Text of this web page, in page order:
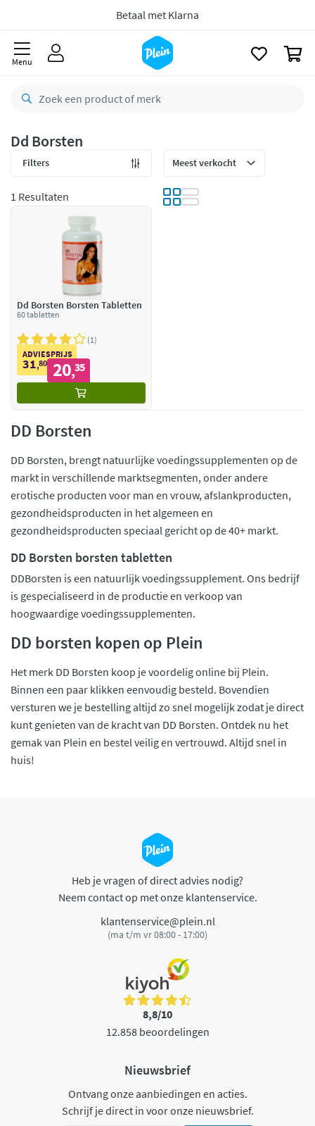
8,8/10Goed
CO2 neutraal
Menu
Dd Borsten
Filters
1 Resultaten
Dd Borsten Borsten Tabletten
60 tabletten
1
ADVIESPRIJS
31,80 20,35
DD Borsten
DD Borsten, brengt natuurlijke voedingssupplementen op de
markt in verschillende marktsegmenten, onder andere
erotische producten voor man en vrouw, afslankproducten,
gezondheidsproducten in het algemeen en
gezondheidsproducten speciaal gericht op de 40+ markt.
DD Borsten borsten tabletten
DDBorsten is een natuurlijk voedingssupplement. Ons bedrijf
is gespecialiseerd in de productie en verkoop van
hoogwaardige voedingssupplementen.
DD borsten kopen op Plein
Het merk DD Borsten koop je voordelig online bij Plein.
Binnen een paar klikken eenvoudig besteld. Bovendien
versturen we je bestelling altijd zo snel mogelijk zodat je direct
kunt genieten van de kracht van DD Borsten. Ontdek nu het
gemak van Plein en bestel veilig en vertrouwd. Altijd snel in
huis!
Heb je vragen of direct advies nodig?
Neem contact op met onze klantenservice.
klantenservice@plein.nl
(ma t/m vr 08:00 - 17:00)
8,8/10
12.858 beoordelingen
Nieuwsbrief
Ontvang onze aanbiedingen en acties.
Schrijf je direct in voor onze nieuwsbrief.